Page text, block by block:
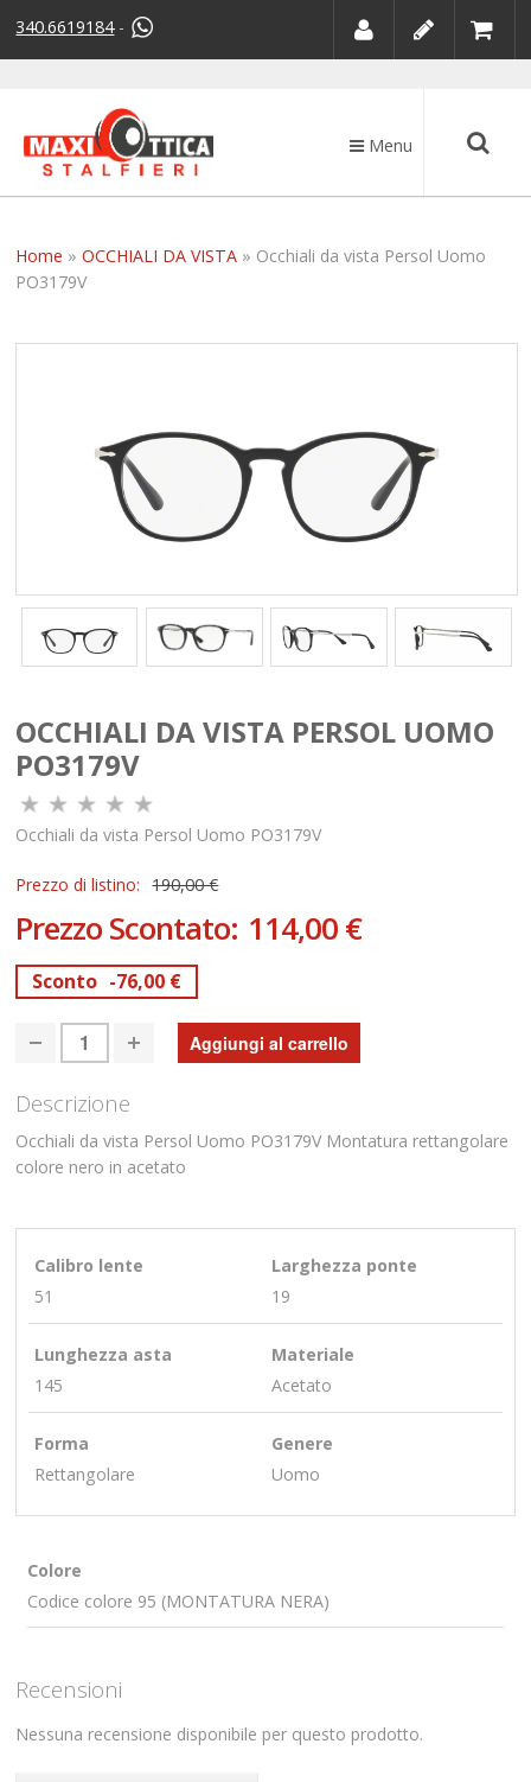
340.6619184-
Menu
Home »OCCHIALI DA VISTA » Occhiali da vista Persol Uomo
PO3179V
OCCHIALI DA VISTA PERSOL UOMO
PO3179V
Occhiali da vista Persol Uomo PO3179V
Prezzo di listino: 190,00 €
Prezzo Scontato: 114,00 €
Sconto -76,00 €
Descrizione
Occhiali da vista Persol Uomo PO3179V Montatura rettangolare
colore nero in acetato
Calibro lente
51
Larghezza ponte
19
Lunghezza asta
145
Materiale
Acetato
Forma
Rettangolare
Genere
Uomo
Colore
Codice colore 95 (MONTATURA NERA)
Recensioni
Nessuna recensione disponibile per questo prodotto.